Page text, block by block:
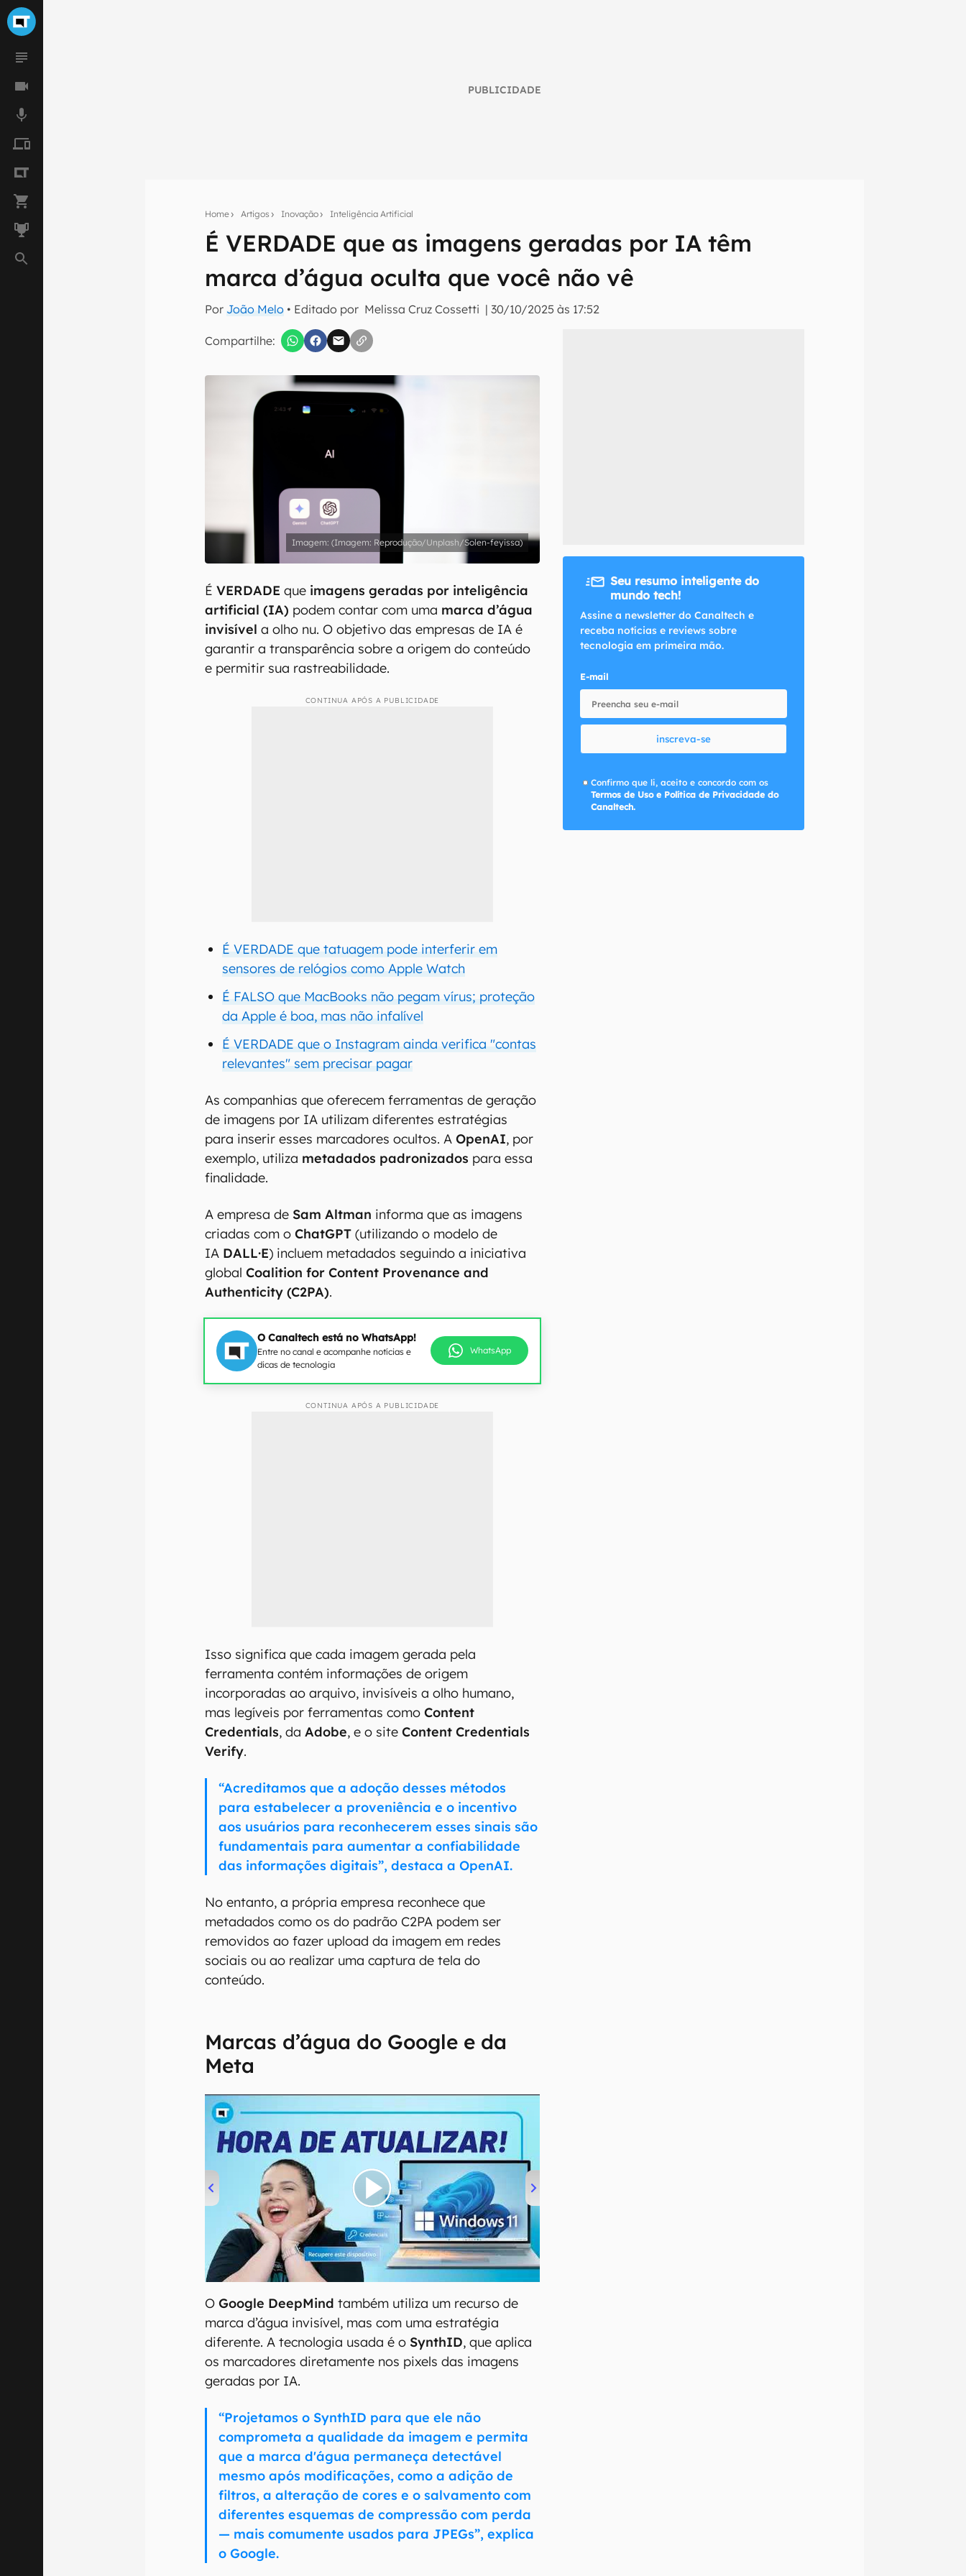
PUBLICIDADE
Home Artigos Inovação Inteligência Artificial
É VERDADE que as imagens geradas por IA têm
marca d’água oculta que você não vê
Por João Melo • Editado por Melissa Cruz Cossetti |30/10/2025 às 17:52
Compartilhe:
Seu resumo inteligente do mundo tech!
Assine a newsletter do Canaltech e receba notícias e reviews sobre tecnologia em primeira
(Imagem: Reprodução/Unplash/Solen-feyissa)
ÉVERDADE que imagens geradas por inteligência
artificial (IA) podem contar com uma marca d’água
invisível a olho nu. O objetivo das empresas de IA é
garantir a transparência sobre a origem do conteúdo
e permitir sua rastreabilidade.
CONTINUA APÓS A PUBLICIDADE
É VERDADE que tatuagem pode interferir em
sensores de relógios como Apple Watch
É FALSO que MacBooks não pegam vírus; proteção
da Apple é boa, mas não infalível
É VERDADE que o Instagram ainda verifica "contas
relevantes" sem precisar pagar
As companhias que oferecem ferramentas de geração
de imagens por IA utilizam diferentes estratégias
para inserir esses marcadores ocultos. AOpenAI, por
exemplo, utiliza metadados padronizados para essa
finalidade.
A empresa de Sam Altman informa que as imagens
criadas com oChatGPT (utilizando o modelo de
IA DALL·E) incluem metadados seguindo a iniciativa
globalCoalition for Content Provenance and
Authenticity (C2PA).
O Canaltech está no WhatsApp!
Entre no canal e acompanhe notícias e
dicas de tecnologia
WhatsApp
CONTINUA APÓS A PUBLICIDADE
Isso significa que cada imagem gerada pela
ferramenta contém informações de origem
incorporadas ao arquivo, invisíveis a olho humano,
mas legíveis por ferramentas comoContent
Credentials, daAdobe, e o siteContent Credentials
Verify.
“Acreditamos que a adoção desses métodos
para estabelecer a proveniência e o incentivo
aos usuários para reconhecerem esses sinais são
fundamentais para aumentar a confiabilidade
das informações digitais”, destaca a OpenAI.
No entanto, a própria empresa reconhece que
metadados como os do padrão C2PA podem ser
removidos ao fazer upload da imagem em redes
sociais ou ao realizar uma captura de tela do
conteúdo.
Marcas d’água do Google e da
Meta
00:00/04:52
OGoogle DeepMind também utiliza um recurso de
marca d’água invisível, mas com uma estratégia
diferente. A tecnologia usada é o SynthID, que aplica
os marcadores diretamente nos pixels das imagens
geradas por IA.
“Projetamos o SynthID para que ele não
comprometa a qualidade da imagem e permita
que a marca d'água permaneça detectável
mesmo após modificações, como a adição de
filtros, a alteração de cores e o salvamento com
diferentes esquemas de compressão com perda
— mais comumente usados para JPEGs”, explica
o Google.
Seu resumo inteligente do
mundo tech!
Assine a newsletter do Canaltech e
receba notícias e reviews sobre
tecnologia em primeira mão.
E-mail
inscreva-se
Confirmo que li, aceito e concordo com os
Termos de Uso e Política de Privacidade do
Canaltech.